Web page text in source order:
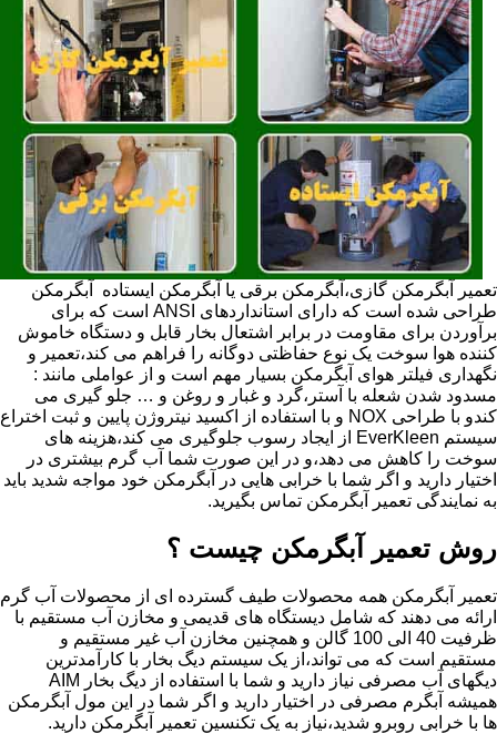
تعمیر آبگرمکن گازی،آبگرمکن برقی یا آبگرمکن ایستاده ​ آبگرمکن
طراحی شده است که دارای استانداردهای ANSI است که برای
برآوردن برای مقاومت در برابر اشتعال بخار قابل و دستگاه خاموش
کننده هوا سوخت یک نوع حفاظتی دوگانه را فراهم می کند،تعمیر و
نگهداری فیلتر هوای آبگرمکن بسیار مهم است و از عواملی مانند :
مسدود شدن شعله با آستر،گرد و غبار و روغن و … جلو گیری می
کندو با طراحی NOX و با استفاده از اکسید نیتروژن پایین و ثبت اختراع
سیستم EverKleen از ایجاد رسوب جلوگیری می کند،هزینه های
سوخت را کاهش می دهد،و در این صورت شما آب گرم بیشتری در
اختیار دارید و اگر شما با خرابی هایی در آبگرمکن خود مواجه شدید باید
به نمایندگی تعمیر آبگرمکن تماس بگیرید.
روش تعمیر آبگرمکن چیست ؟
تعمیر آبگرمکن همه محصولات طیف گسترده ای از محصولات آب گرم
ارائه می دهند که شامل دیستگاه های قدیمی و مخازن آب مستقیم با
ظرفیت 40 الی 100 گالن و همچنین مخازن آب غیر مستقیم و
مستقیم است که می تواند،از یک سیستم دیگ بخار با کارآمدترین
دیگهای آب مصرفی نیاز دارید و شما با استفاده از دیگ بخار AIM
همیشه آبگرم مصرفی در اختیار دارید و اگر شما در این مول آبگرمکن
ها با خرابی روبرو شدید،نیاز به یک تکنسین تعمیر آبگرمکن دارید.